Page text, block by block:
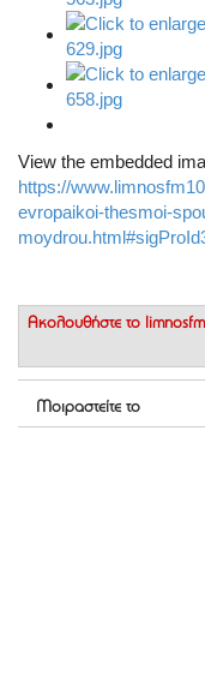
View the embedded
https://
evropaikoi-thesmoi-
Ακολουθήστε το
Μοιραστείτε το